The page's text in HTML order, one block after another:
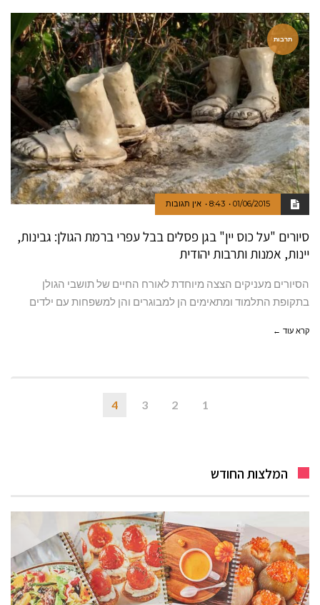
תרבות
01/06/2015
8:43 אין תגובות
סיורים "על כוס יין" בגן פסלים בבל עפרי ברמת הגולן: גבינות,
יינות, אמנות ותרבות יהודית
הסיורים מעניקים הצצה מיוחדת לאורח החיים של תושבי הגולן
בתקופת התלמוד ומתאימים הן למבוגרים והן למשפחות עם ילדים
קרא עוד ←
1
2
3
4
המלצות החודש